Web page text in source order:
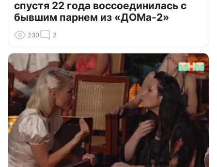
спустя 22 года воссоединилась с
бывшим парнем из «ДОМа-2»
230 2